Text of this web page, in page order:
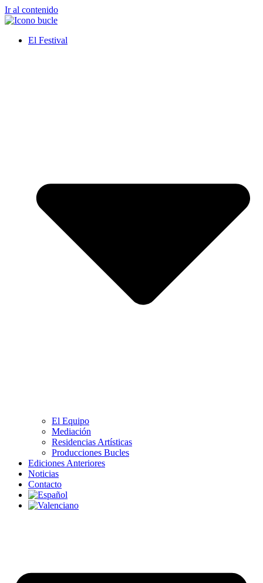
Ir al contenido
El Festival
El Equipo
Mediación
Residencias Artísticas
Producciones Bucles
Ediciones Anteriores
Noticias
Contacto